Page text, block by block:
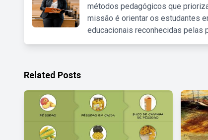
métodos pedagógicos que
missão é orientar os estudantes
educacionais reconhecidas pelas
Related Posts